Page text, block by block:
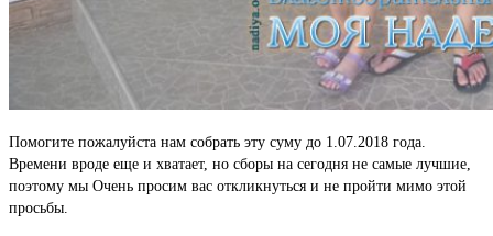
Помогите пожалуйста нам собрать эту суму до 1.07.2018 года.
Времени вроде еще и хватает, но сборы на сегодня не самые лучшие,
поэтому мы Очень просим вас откликнуться и не пройти мимо этой
просьбы.